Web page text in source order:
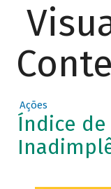
Ações
Índice